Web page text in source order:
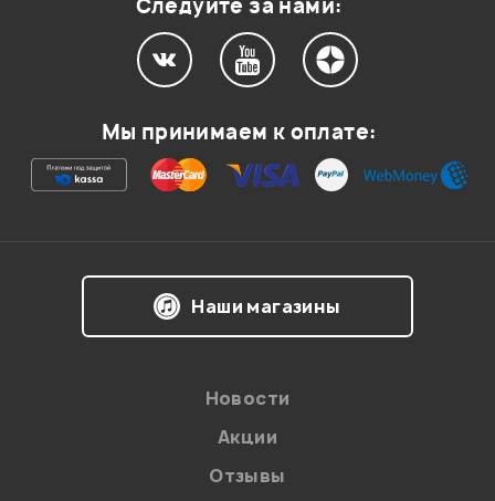
Ваша оценка:
Следуйте за нами:
Мы принимаем к оплате:
Наши магазины
Новости
Акции
Отзывы